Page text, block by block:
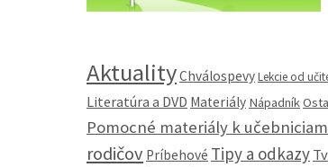
AktualityChválospevyLekcie od
Literatúra a DVD Materiály Nápadník
Pomocné materiály k učebniciam
rodičov Príbehové Tipy a odkazy